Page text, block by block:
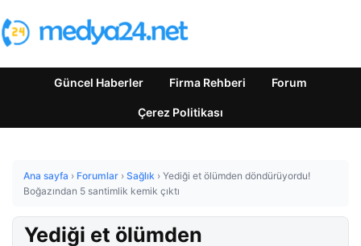
Güncel Haberler Firma Rehberi Forum
Çerez Politikası
Ana sayfa › Forumlar › Sağlık › Yediği et ölümden döndürüyordu!
Boğazından 5 santimlik kemik çıktı
Yediği et ölümden